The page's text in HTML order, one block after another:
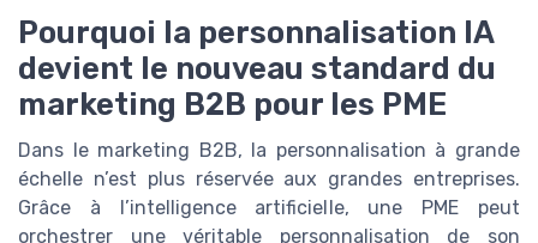
Pourquoi la personnalisation IA
devient le nouveau standard du
marketing B2B pour les PME
Dans le marketing B2B, la personnalisation à grande
échelle n’est plus réservée aux grandes entreprises.
Grâce à l’intelligence artificielle, une PME peut
orchestrer une véritable personnalisation de son